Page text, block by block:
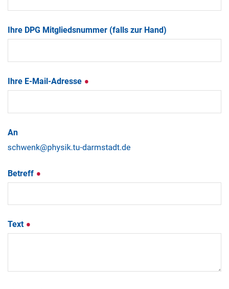
Ihre DPG Mitgliedsnummer (falls zur Hand)
Ihre E-Mail-Adresse
An
Betreff
Text